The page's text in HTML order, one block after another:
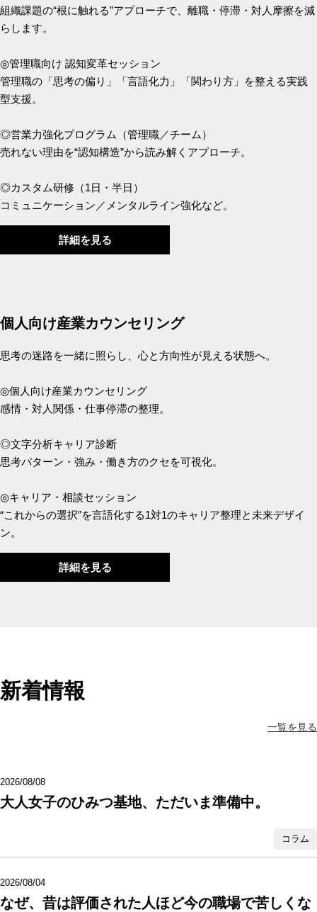
組織課題の“根に触れる”アプローチで、離職・停滞・対人摩擦を減
らします。
◎管理職向け 認知変革セッション
管理職の「思考の偏り」「言語化力」「関わり方」を整える実践
型支援。
◎営業力強化プログラム（管理職／チーム）
売れない理由を“認知構造”から読み解くアプローチ。
◎カスタム研修（1日・半日）
コミュニケーション／メンタルライン強化など。
詳細を見る
個人向け産業カウンセリング
思考の迷路を一緒に照らし、心と方向性が見える状態へ。
◎個人向け産業カウンセリング
感情・対人関係・仕事停滞の整理。
◎文字分析キャリア診断
思考パターン・強み・働き方のクセを可視化。
◎キャリア・相談セッション
“これからの選択”を言語化する1対1のキャリア整理と未来デザイ
ン。
詳細を見る
新着情報
一覧を見る
2026/08/08
大人女子のひみつ基地、ただいま準備中。
コラム
2026/08/04
なぜ、昔は評価された人ほど今の職場で苦しくな